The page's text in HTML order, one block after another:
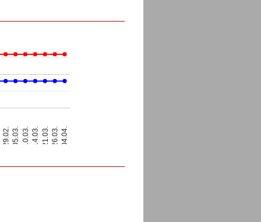
29.02. 05.03. 10.03. 14.03. 21.03. 26.03. 04.04.